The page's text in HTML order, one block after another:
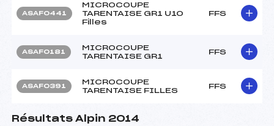
ASAF0441
MICROCOUPE
TARENTAISE GR1 U10
Filles
FFS
ASAF0181
MICROCOUPE
TARENTAISE GR1
FFS
ASAF0391
MICROCOUPE
TARENTAISE FILLES
FFS
Résultats Alpin 2014